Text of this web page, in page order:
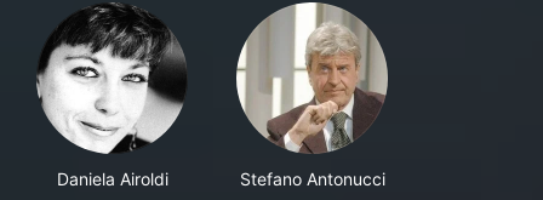
Daniela Airoldi Stefano Antonucci